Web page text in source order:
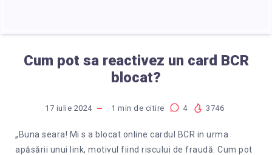
Cum pot sa reactivez un card BCR
blocat?
17 iulie 2024 1 min de citire 4 3746
„Buna seara! Mi s a blocat online cardul BCR in urma
apăsării unui link, motivul fiind riscului de fraudă. Cum pot